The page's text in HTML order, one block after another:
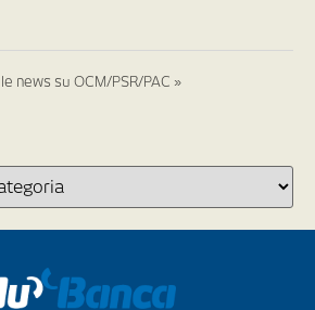
news su OCM/PSR/PAC »